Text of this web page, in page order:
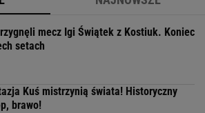
mecz Igi Świątek z Kostiuk. Koniec
setach
Kuś mistrzynią świata! Historyczny
brawo!